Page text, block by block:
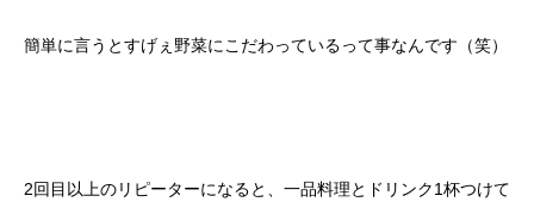
簡単に言うとすげぇ野菜にこだわっているって事なんです（笑）
2回目以上のリピーターになると、一品料理とドリンク1杯つけて